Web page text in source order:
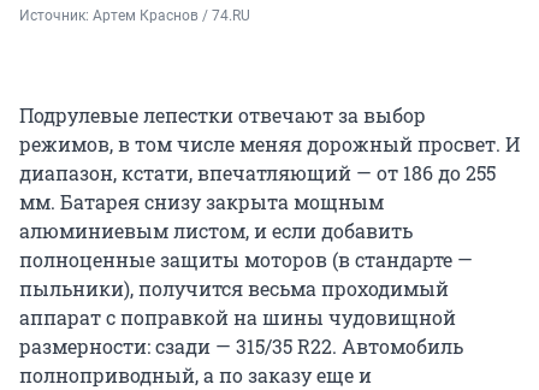
Источник: Артем Краснов / 74.RU
Подрулевые лепестки отвечают за выбор
режимов, в том числе меняя дорожный просвет. И
диапазон, кстати, впечатляющий — от 186 до 255
мм. Батарея снизу закрыта мощным
алюминиевым листом, и если добавить
полноценные защиты моторов (в стандарте —
пыльники), получится весьма проходимый
аппарат с поправкой на шины чудовищной
размерности: сзади — 315/35 R22. Автомобиль
полноприводный, а по заказу еще и